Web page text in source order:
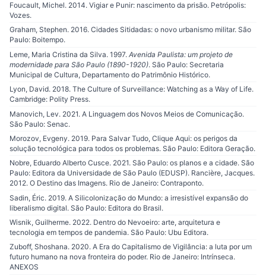
Foucault, Michel. 2014. Vigiar e Punir: nascimento da prisão. Petrópolis:
Vozes.
Graham, Stephen. 2016. Cidades Sitidadas: o novo urbanismo militar. São
Paulo: Boitempo.
Leme, Maria Cristina da Silva. 1997. Avenida Paulista: um projeto de
modernidade para São Paulo (1890-1920). São Paulo: Secretaria
Municipal de Cultura, Departamento do Patrimônio Histórico.
Lyon, David. 2018. The Culture of Surveillance: Watching as a Way of Life.
Cambridge: Polity Press.
Manovich, Lev. 2021. A Linguagem dos Novos Meios de Comunicação.
São Paulo: Senac.
Morozov, Evgeny. 2019. Para Salvar Tudo, Clique Aqui: os perigos da
solução tecnológica para todos os problemas. São Paulo: Editora Geração.
Nobre, Eduardo Alberto Cusce. 2021. São Paulo: os planos e a cidade. São
Paulo: Editora da Universidade de São Paulo (EDUSP). Rancière, Jacques.
2012. O Destino das Imagens. Rio de Janeiro: Contraponto.
Sadin, Éric. 2019. A Silicolonização do Mundo: a irresistível expansão do
liberalismo digital. São Paulo: Editora do Brasil.
Wisnik, Guilherme. 2022. Dentro do Nevoeiro: arte, arquitetura e
tecnologia em tempos de pandemia. São Paulo: Ubu Editora.
Zuboff, Shoshana. 2020. A Era do Capitalismo de Vigilância: a luta por um
futuro humano na nova fronteira do poder. Rio de Janeiro: Intrínseca.
ANEXOS